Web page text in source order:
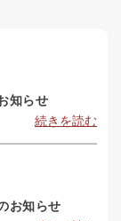
知らせ
続きを読む
お知らせ